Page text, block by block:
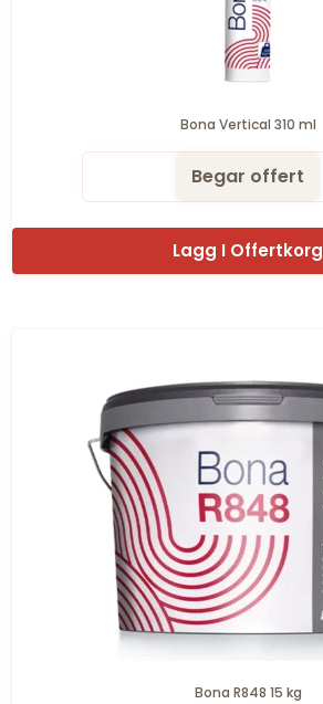
Bona Vertical 310 ml
Begar offert
Lagg I Offertkorg
Bona R848 15 kg